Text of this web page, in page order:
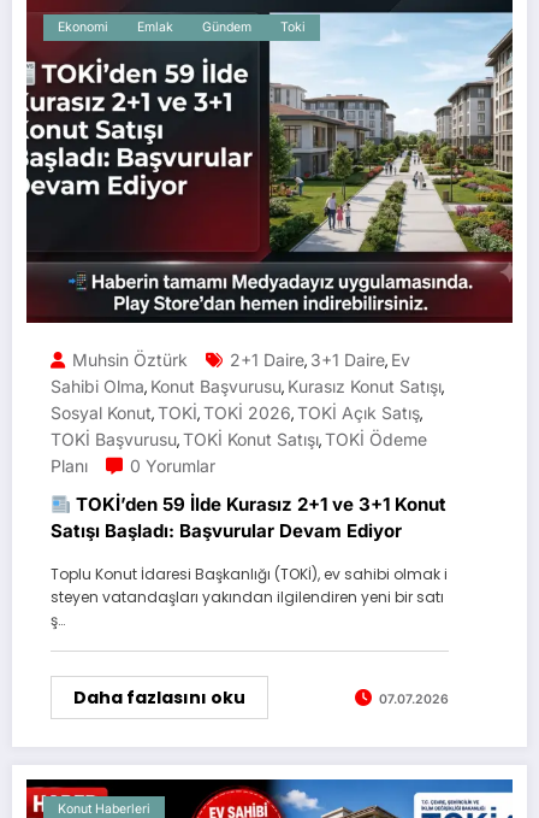
Ekonomi Emlak Gündem Toki
Muhsin Öztürk 2+1 Daire, 3+1 Daire, Ev
Sahibi Olma, Konut Başvurusu, Kurasız Konut Satışı,
Sosyal Konut,TOKİ,TOKİ 2026,TOKİ Açık Satış,
TOKİ Başvurusu,TOKİ Konut Satışı,TOKİ Ödeme
Planı
0 Yorumlar
TOKİ’den 59 İlde Kurasız 2+1 ve 3+1 Konut
Satışı Başladı: Başvurular Devam Ediyor
Toplu Konut İdaresi Başkanlığı (TOKİ), ev sahibi olmak i
steyen vatandaşları yakından ilgilendiren yeni bir satı
ş…
Daha fazlasını oku 07.07.2026
Konut Haberleri